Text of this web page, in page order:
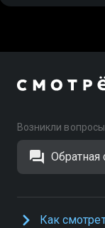
Возникли
Обратная
Как